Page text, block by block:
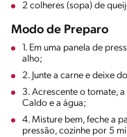
2 colheres (sopa) de
Modo de Preparo
1. Em uma panela de
alho;
2. Junte a carne e deixe
3. Acrescente o tomate,
Caldo e a água;
4. Misture bem, feche a
pressão, cozinhe por 5